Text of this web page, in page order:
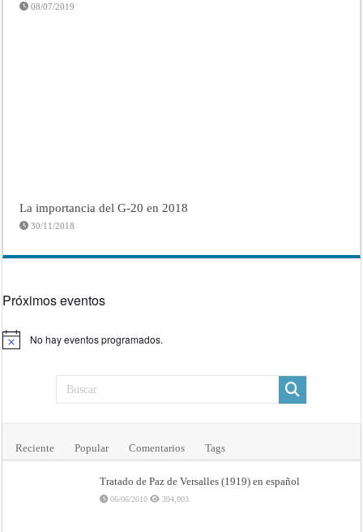
08/07/2019
La importancia del G-20 en 2018
30/11/2018
Próximos eventos
Aviso No hay eventos programados.
Reciente Popular Comentarios Tags
Tratado de Paz de Versalles (1919) en español
06/06/2010 394,003